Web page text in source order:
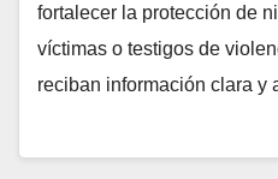
fortalecer la protección de
víctimas o testigos de
reciban información clara